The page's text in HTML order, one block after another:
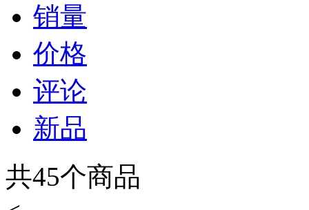
销量
价格
评论
新品
共45个商品